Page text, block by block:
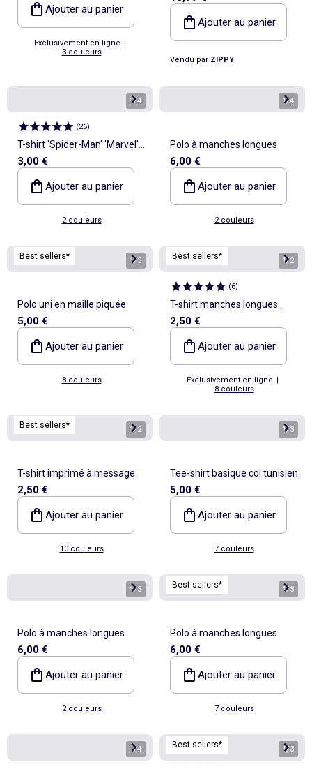
Ajouter au panier
Exclusivement en ligne |
3 couleurs
AvengersAjouter au panier
Vendu par ZIPPY
1/4
(26)
T-shirt 'Spider-Man' 'Marvel'
manches courtes
3,00 €
Ajouter au panier
2 couleurs
1/4
Polo à manches longues
6,00 €
Ajouter au panier
2 couleurs
Best sellers* 1/3
Polo uni en maille piquée
5,00 €
Ajouter au panier
8 couleurs
Best sellers* 1/2
(6)
T-shirt manches longues
imprimé
2,50 €
Ajouter au panier
Exclusivement en ligne |
8 couleurs
Best sellers* 1/2
T-shirt imprimé à message
2,50 €
Ajouter au panier
10 couleurs
1/3
Tee-shirt basique col tunisien
5,00 €
Ajouter au panier
7 couleurs
1/3
Polo à manches longues
6,00 €
Ajouter au panier
2 couleurs
Best sellers* 1/3
Polo à manches longues
6,00 €
Ajouter au panier
7 couleurs
1/4 Best sellers* 1/3